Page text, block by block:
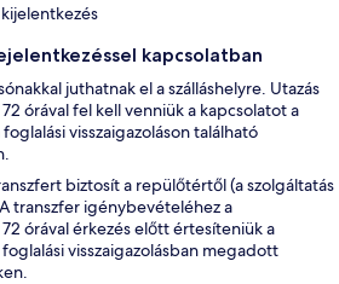
kapcsolatban
juthatnak el a szálláshelyre. Utazás
órával fel kell venniük a kapcsolatot a
foglalási visszaigazoláson található
biztosít a repülőtértől (a szolgáltatás
transzfer igénybevételéhez a
órával érkezés előtt értesíteniük a
foglalási visszaigazolásban megadott